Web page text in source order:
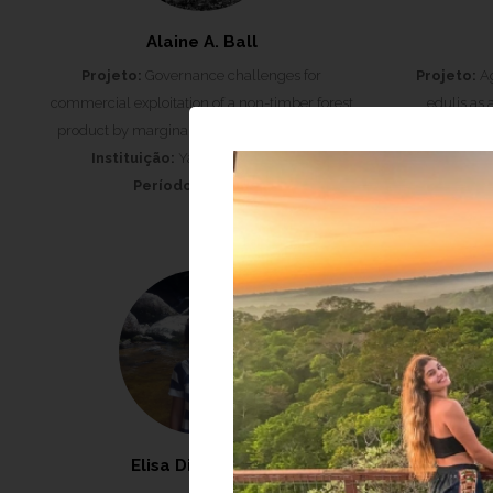
Alaine A. Ball
Projeto: Governance challenges for
commercial exploitation of a non-timber forest
product by marginalized rural communities
Instituição: Yale University, EUA
Período:
2012-2013
Projeto:
edulis as
Elisa Diaz Garcia